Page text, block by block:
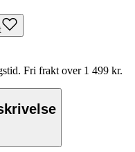
Fri frakt over 1 499 kr.